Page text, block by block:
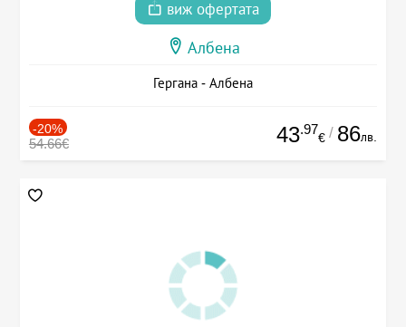
виж офертата
Албена
Гергана - Албена
-20%
54.66€ 43.97
€ / 86лв.